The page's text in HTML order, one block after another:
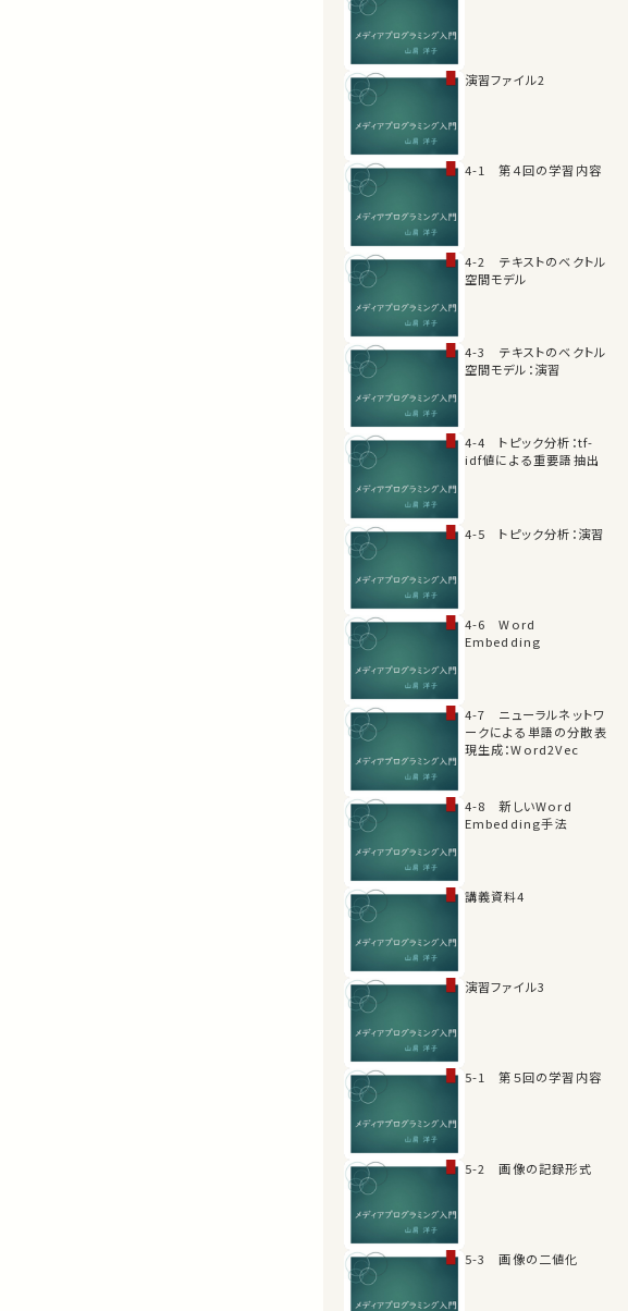
演習ファイル2
4-1 第４回の学習内容
4-2 テキストのベクトル
空間モデル
4-3 テキストのベクトル
空間モデル：演習
4-4 トピック分析：tf-
idf値による重要語抽出
4-5 トピック分析：演習
4-6 Word
Embedding
4-7 ニューラルネットワ
ークによる単語の分散表
現生成：Word2Vec
4-8 新しいWord
Embedding手法
講義資料4
演習ファイル3
5-1 第５回の学習内容
5-2 画像の記録形式
5-3 画像の二値化